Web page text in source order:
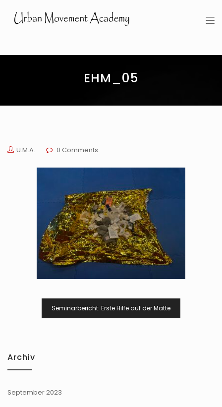
EHM_05
U.M.A. 0 Comments
Beitragsnavigation
Seminarbericht: Erste Hilfe auf der Matte
Archiv
September 2023